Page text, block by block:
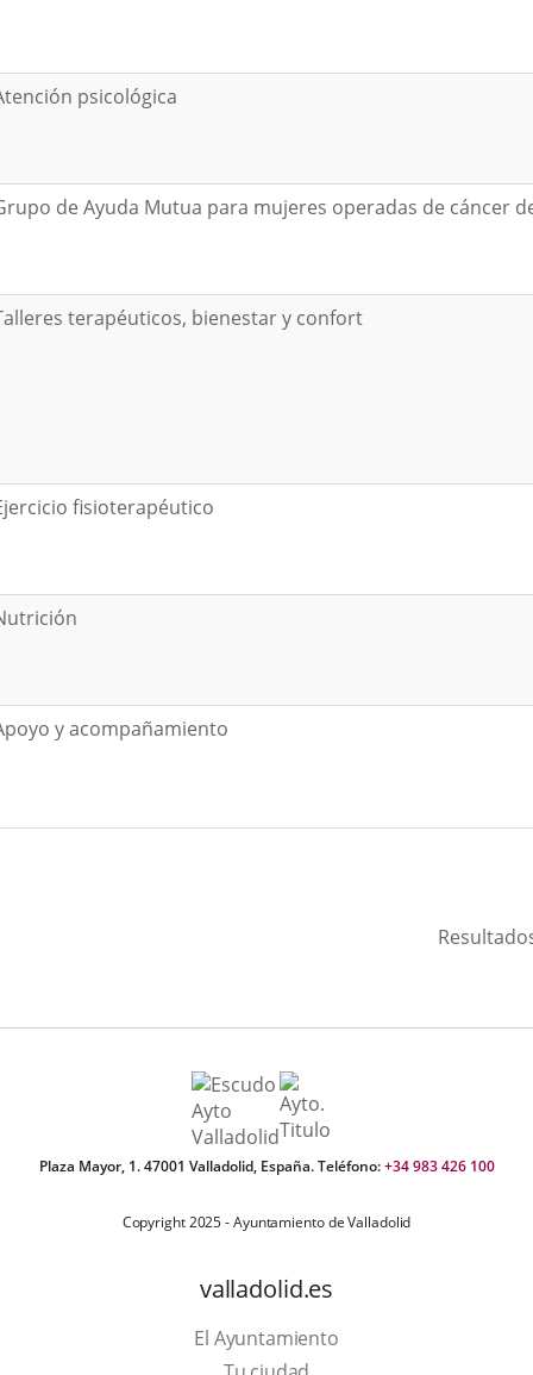
psicológica
de Ayuda Mutua para mujeres operadas de cáncer
terapéuticos, bienestar y confort
fisioterapéutico
y acompañamiento
Plaza Mayor, 1. 47001 Valladolid, España. Teléfono:+34 983 426 100
Copyright 2025 - Ayuntamiento de Valladolid
valladolid.es
El Ayuntamiento